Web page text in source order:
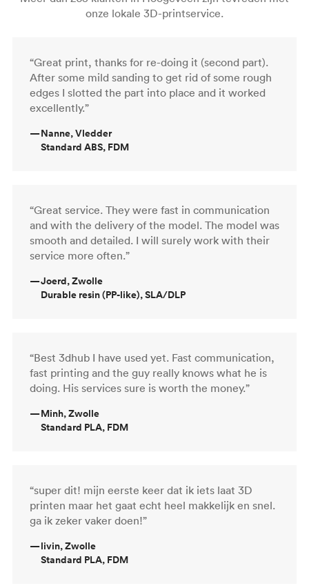
onze lokale 3D-printservice.
“Great print, thanks for re-doing it (second part).
After some mild sanding to get rid of some rough
edges I slotted the part into place and it worked
excellently.”
—Nanne, Vledder
Standard ABS, FDM
“Great service. They were fast in communication
and with the delivery of the model. The model was
smooth and detailed. I will surely work with their
service more often.”
—Joerd, Zwolle
Durable resin (PP-like), SLA/DLP
“Best 3dhub I have used yet. Fast communication,
fast printing and the guy really knows what he is
doing. His services sure is worth the money.”
—Minh, Zwolle
Standard PLA, FDM
“super dit! mijn eerste keer dat ik iets laat 3D
printen maar het gaat echt heel makkelijk en snel.
ga ik zeker vaker doen!”
—livin, Zwolle
Standard PLA, FDM